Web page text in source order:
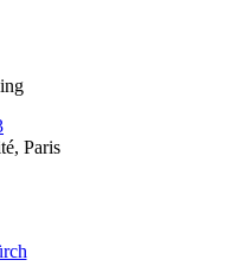
Paris